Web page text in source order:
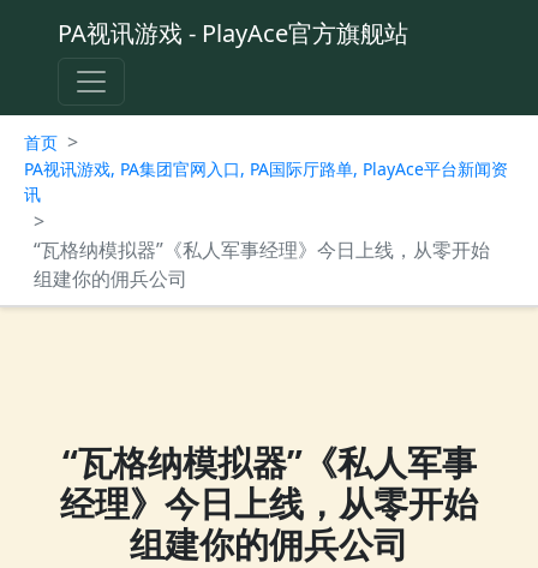
PA视讯游戏 - PlayAce官方旗舰站
首页 >
PA视讯游戏, PA集团官网入口, PA国际厅路单, PlayAce平台新闻资
讯
>
“瓦格纳模拟器”《私人军事经理》今日上线，从零开始
组建你的佣兵公司
“瓦格纳模拟器”《私人军事
经理》今日上线，从零开始
组建你的佣兵公司